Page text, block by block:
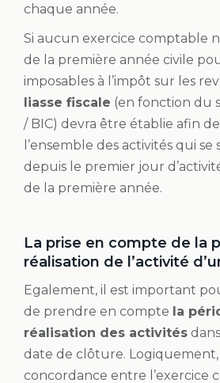
chaque année.
Si aucun exercice comptable
de la première année civile
imposables à l’impôt sur les
liasse fiscale (en fonction du
/ BIC) devra être établie afin
l’ensemble des activités qui
depuis le premier jour
de la première année.
La prise en compte de la
réalisation de l’activité
Egalement, il est important
de prendre en compte la
réalisation des activités
date de clôture. Logiquement,
concordance entre l’exercice